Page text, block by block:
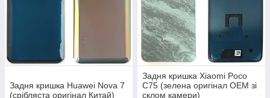
Задня кришка Huawei Nova 7
(срібляста оригінал Китай)
Задня кришка Xiaomi Poco
C75 (зелена оригінал OEM зі
склом камери)